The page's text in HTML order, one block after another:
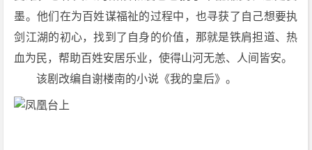
墨。他们在为百姓谋福祉的过程中，也寻获了自己想要执
剑江湖的初心，找到了自身的价值，那就是铁肩担道、热
血为民，帮助百姓安居乐业，使得山河无恙、人间皆安。
该剧改编自谢楼南的小说《我的皇后》。